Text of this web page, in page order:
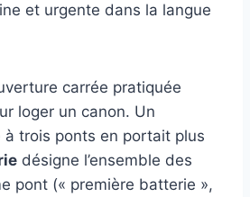
et urgente dans la langue
carrée pratiquée
loger un canon. Un
à trois ponts en portait plus
désigne l’ensemble des
pont (« première batterie »,